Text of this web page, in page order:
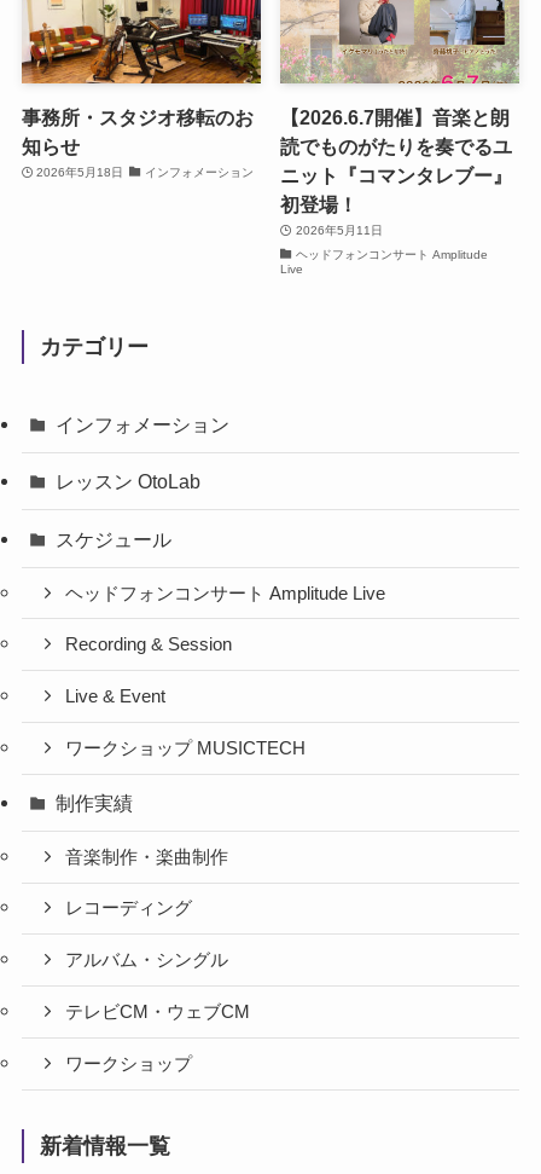
事務所・スタジオ移転のお
知らせ
2026年5月18日 インフォメーション
【2026.6.7開催】音楽と朗
読でものがたりを奏でるユ
ニット『コマンタレブー』
初登場！
2026年5月11日
ヘッドフォンコンサート Amplitude
Live
カテゴリー
インフォメーション
レッスン OtoLab
スケジュール
ヘッドフォンコンサート Amplitude Live
Recording & Session
Live & Event
ワークショップ MUSICTECH
制作実績
音楽制作・楽曲制作
レコーディング
アルバム・シングル
テレビCM・ウェブCM
ワークショップ
新着情報一覧